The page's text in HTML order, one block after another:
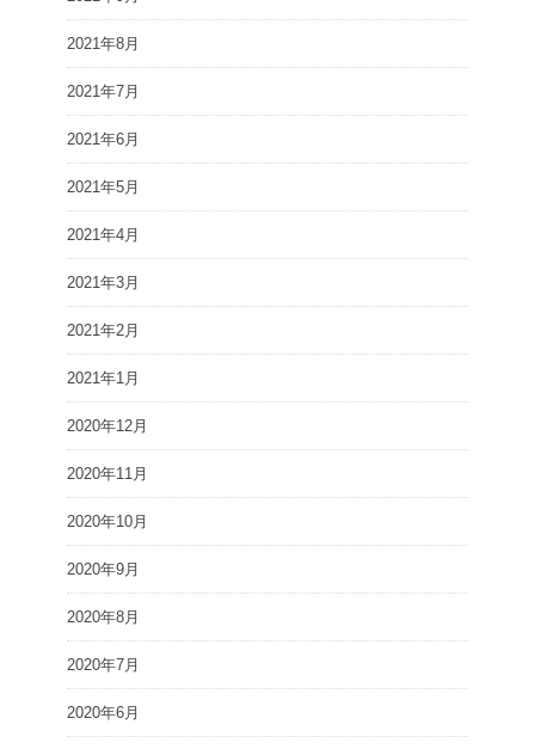
2021年8月
2021年7月
2021年6月
2021年5月
2021年4月
2021年3月
2021年2月
2021年1月
2020年12月
2020年11月
2020年10月
2020年9月
2020年8月
2020年7月
2020年6月